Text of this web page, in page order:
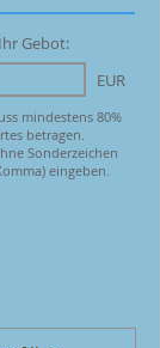
Ihr Gebot:
EUR
mindestens 80%
betragen.
Sonderzeichen
eingeben.